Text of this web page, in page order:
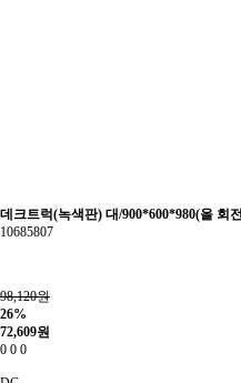
데크트럭(녹색판) 대/900*600*980(올 회
10685807
98,120원
26%
72,609원
0 0 0